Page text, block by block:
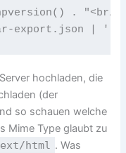
. "<br/
export.json | ' .
hochladen, die
(der
so schauen welche
Mime Type glaubt zu
html . Was